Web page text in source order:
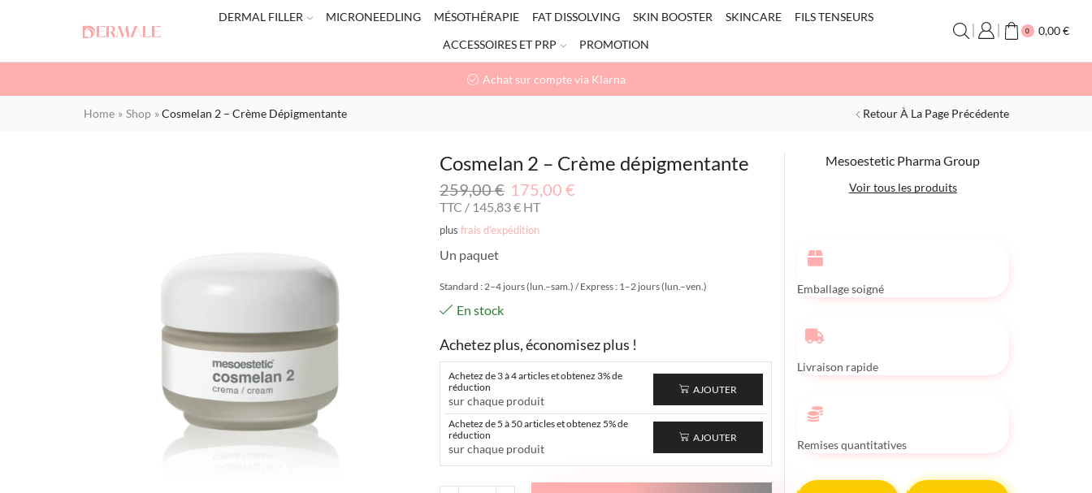
DERMAL FILLER MICRONEEDLING MÉSOTHÉRAPIE FAT DISSOLVING SKIN BOOSTER SKINCARE
FILS TENSEURS
ACCESSOIRES ET PRP
PROMOTION
0 0,00€
Achat sur compte via Klarna
Retour À La Page Précédente
Home » Shop »Cosmelan 2 – Crème Dépigmentante
Cosmelan 2 – Crème dépigmentante
259,00€ 175,00 €
TTC / 145,83€HT
plus frais d'expédition
Un paquet
Standard : 2–4 jours (lun.–sam.) / Express : 1–2 jours (lun.–ven.)
En stock
Achetez plus, économisez plus !
Achetez de 3 à 4 articles et obtenez 3% de
réduction
sur chaque produit
AJOUTER
Achetez de 5 à 50 articles et obtenez 5% de
réduction
sur chaque produit
AJOUTER
Mesoestetic Pharma Group
Voir tous les produits
Emballage soigné
Livraison rapide
Remises quantitatives